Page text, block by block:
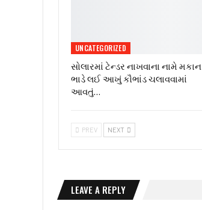
UNCATEGORIZED
સોલારમાં ટેન્ડર નાખવાના નામે મકાન
ભાડે લઈ આખું કૌભાંડ ચલાવવામાં
આવતું…
PREV NEXT
LEAVE A REPLY